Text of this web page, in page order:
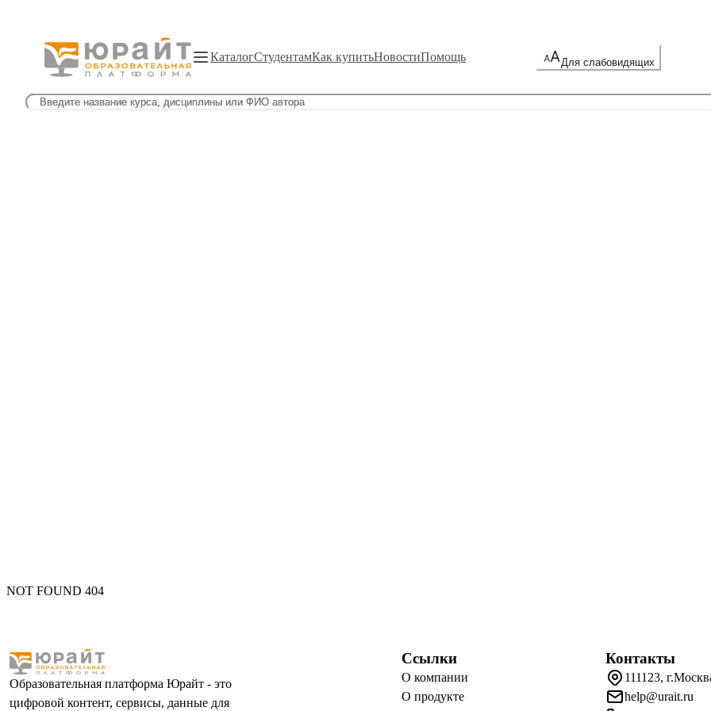
КаталогСтудентамКак купитьНовостиПомощь Для слабовидящих
NOT FOUND 404
Образовательная платформа Юрайт - это
цифровой контент, сервисы, данные для
Ссылки
О компании
О продукте
Контакты
111123,
help@urait.ru